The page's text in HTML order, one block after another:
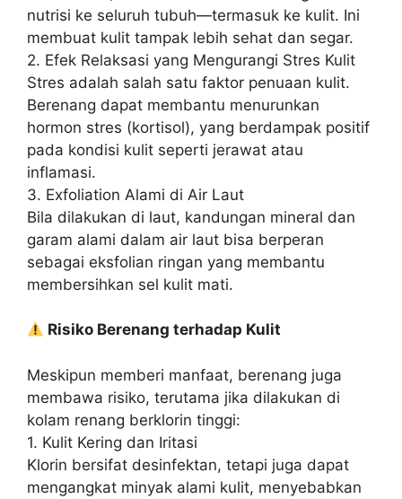
nutrisi ke seluruh tubuh—termasuk ke kulit. Ini
membuat kulit tampak lebih sehat dan segar.
2. Efek Relaksasi yang Mengurangi Stres Kulit
Stres adalah salah satu faktor penuaan kulit.
Berenang dapat membantu menurunkan
hormon stres (kortisol), yang berdampak positif
pada kondisi kulit seperti jerawat atau
inflamasi.
3. Exfoliation Alami di Air Laut
Bila dilakukan di laut, kandungan mineral dan
garam alami dalam air laut bisa berperan
sebagai eksfolian ringan yang membantu
membersihkan sel kulit mati.
Risiko Berenang terhadap Kulit
Meskipun memberi manfaat, berenang juga
membawa risiko, terutama jika dilakukan di
kolam renang berklorin tinggi:
1. Kulit Kering dan Iritasi
Klorin bersifat desinfektan, tetapi juga dapat
mengangkat minyak alami kulit, menyebabkan